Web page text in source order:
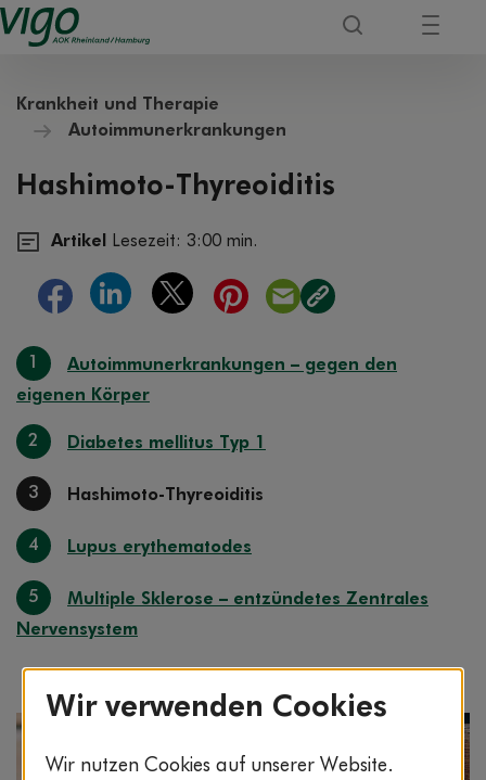
Krankheit und Therapie
Autoimmunerkrankungen
Hashimoto-Thyreoiditis
Artikel Lesezeit: 3:00 min.
Autoimmunerkrankungen – gegen den
eigenen Körper
2 Diabetes mellitus Typ 1
3 Hashimoto-Thyreoiditis
4 Lupus erythematodes
5
Multiple Sklerose – entzündetes Zentrales
Nervensystem
Wir verwenden Cookies
Wir nutzen Cookies auf unserer Website.